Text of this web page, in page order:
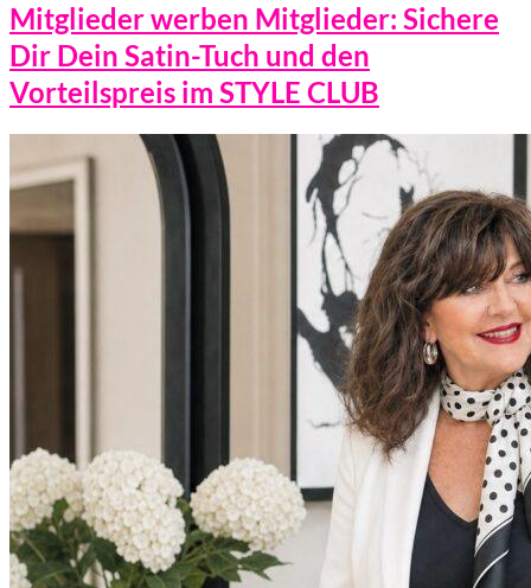
Mitglieder werben Mitglieder: Sichere
Dir Dein Satin-Tuch und den
Vorteilspreis im STYLE CLUB